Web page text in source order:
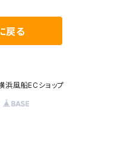
戻る
浜風船ECショップ